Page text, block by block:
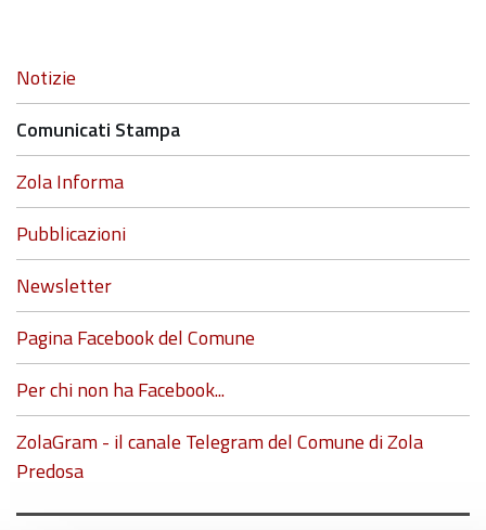
Navigazione
Notizie
Comunicati Stampa
Zola Informa
Pubblicazioni
Newsletter
Pagina Facebook del Comune
Per chi non ha Facebook...
ZolaGram - il canale Telegram del Comune di Zola
Predosa